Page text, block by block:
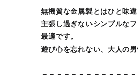
無機質な金属製とはひと味
主張し過ぎないシンプルな
最適です。
遊び心を忘れない、大人の
－－－－－－－－－－－－